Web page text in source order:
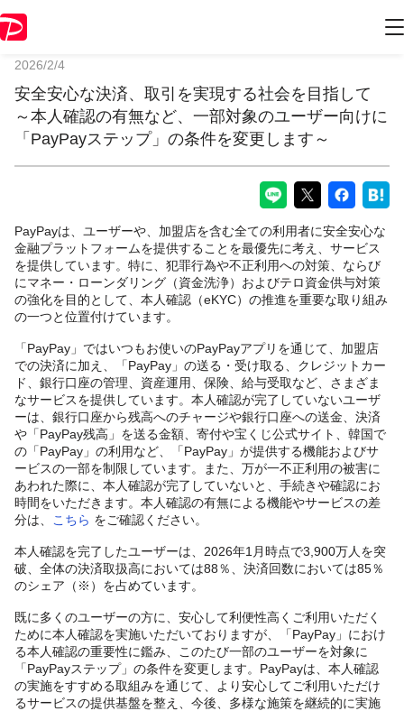
2026/2/4
安全安心な決済、取引を実現する社会を目指して
～本人確認の有無など、一部対象のユーザー向けに
「PayPayステップ」の条件を変更します～
PayPayは、ユーザーや、加盟店を含む全ての利用者に安全安心な
金融プラットフォームを提供することを最優先に考え、サービス
を提供しています。特に、犯罪行為や不正利用への対策、ならび
にマネー・ローンダリング（資金洗浄）およびテロ資金供与対策
の強化を目的として、本人確認（eKYC）の推進を重要な取り組み
の一つと位置付けています。
「PayPay」ではいつもお使いのPayPayアプリを通じて、加盟店
での決済に加え、「PayPay」の送る・受け取る、クレジットカー
ド、銀行口座の管理、資産運用、保険、給与受取など、さまざま
なサービスを提供しています。本人確認が完了していないユーザ
ーは、銀行口座から残高へのチャージや銀行口座への送金、決済
や「PayPay残高」を送る金額、寄付や宝くじ公式サイト、韓国で
の「PayPay」の利用など、「PayPay」が提供する機能およびサ
ービスの一部を制限しています。また、万が一不正利用の被害に
あわれた際に、本人確認が完了していないと、手続きや確認にお
時間をいただきます。本人確認の有無による機能やサービスの差
分は、
こちら をご確認ください。
本人確認を完了したユーザーは、2026年1月時点で3,900万人を突
破、全体の決済取扱高においては88％、決済回数においては85％
のシェア（※）を占めています。
既に多くのユーザーの方に、安心して利便性高くご利用いただく
ために本人確認を実施いただいておりますが、「PayPay」におけ
る本人確認の重要性に鑑み、このたび一部のユーザーを対象に
「PayPayステップ」の条件を変更します。PayPayは、本人確認
の実施をすすめる取組みを通じて、より安心してご利用いただけ
るサービスの提供基盤を整え、今後、多様な施策を継続的に実施